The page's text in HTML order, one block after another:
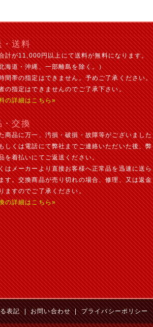
・送料
計が11,000円以上にて送料が無料になります。
海道・沖縄、一部離島を除く。）
間帯の指定はできません。予めご了承ください。
の指定はできませんのでご了承下さい。
の詳細はこちら»
・交換
商品に万一、汚損・破損・故障等がございました
しくは電話にて弊社までご連絡いただいた後、弊
を着払いにてご返送ください。
はメーカーより直接お客様へ正常品を迅速に送ら
す。交換商品が売り切れの場合、修理、又は返金
ますのでご了承ください。
の詳細はこちら»
表記 | お問い合わせ | プライバシーポリシー